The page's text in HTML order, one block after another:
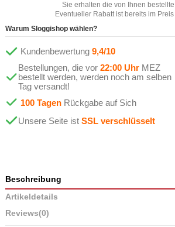
Sie erhalten die von Ihnen
Eventueller Rabatt ist bereits im
Warum Sloggishop wählen?
Kundenbewertung 9,4/10
Bestellungen, die vor 22:00 Uhr MEZ
bestellt werden, werden noch am selben
Tag versandt!
100 Tagen Rückgabe auf Sich
Unsere Seite ist SSL verschlüsselt
Beschreibung
Artikeldetails
Reviews(0)